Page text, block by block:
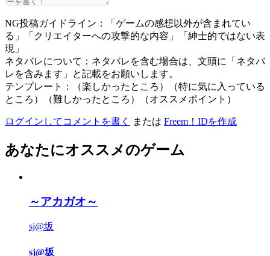
NG投稿ガイドライン：「ゲームの感想以外が含まれてい
る」「クリエイターへの攻撃的な内容」「紳士的ではない表
現」
ネタバレについて：ネタバレを含む場合は、文頭に「ネタバ
レを含みます」と記載をお願いします。
テンプレート：（楽しかったところ）（特に気に入っている
ところ）（難しかったところ）（オススメポイント）
ログインしてコメントを書く または Freem！IDを作成
あなたにオススメのゲーム
～アカガオ～
sj@坂
sj@坂